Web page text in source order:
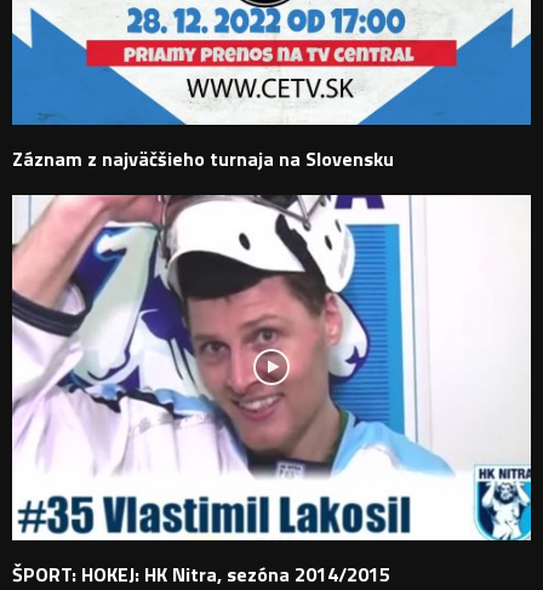
Záznam z najväčšieho turnaja na Slovensku
ŠPORT: HOKEJ: HK Nitra, sezóna 2014/2015